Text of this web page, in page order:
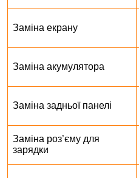
Заміна екрану
Заміна акумулятора
Заміна задньої панелі
Заміна роз’єму для
зарядки